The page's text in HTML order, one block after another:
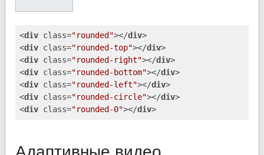
<div class="rounded"></div>
<div class="rounded-top"></div>
<div class="rounded-right"></div>
<div class="rounded-bottom"></div>
<div class="rounded-left"></div>
<div class="rounded-circle"></div>
<div class="rounded-0"></div>